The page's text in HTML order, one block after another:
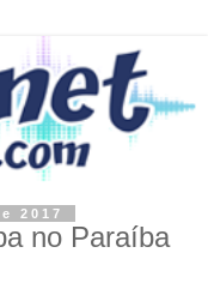
2017
no Paraíba